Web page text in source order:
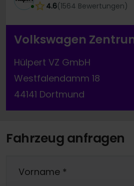
4.6(1564 Bewertungen)
Volkswagen
Hülpert VZ GmbH
Westfalendamm 18
44141 Dortmund
Fahrzeug anfragen
Vorname *